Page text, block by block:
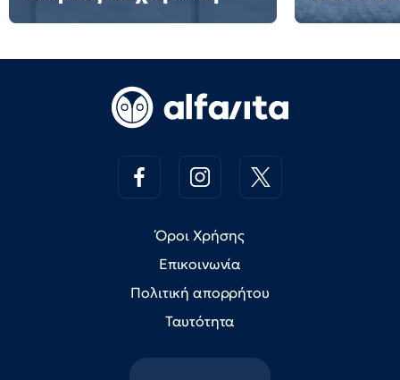
Όροι Χρήσης
Επικοινωνία
Πολιτική απορρήτου
Ταυτότητα